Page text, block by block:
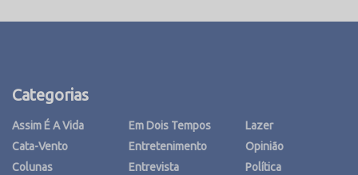
Categorias
Assim É A Vida
Cata-Vento
Colunas
Em Dois Tempos
Entretenimento
Entrevista
Lazer
Opinião
Política